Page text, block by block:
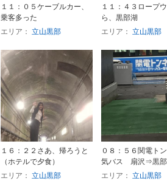
１１：０５ケーブルカー、
乗客多った
エリア： 立山黒部
１１：４３ロープ
ら、黒部湖
エリア： 立山黒部
１６：２２さあ、帰ろうと
（ホテルで夕食）
エリア： 立山黒部
０８：５６関電ト
気バス 扇沢⇒黒
エリア： 立山黒部